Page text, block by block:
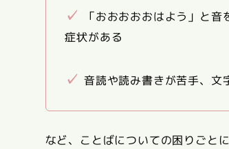
✓
「おおおおおはよう」と
症状がある
✓ 音読や読み書きが苦手、文
など、ことばについての困りごと